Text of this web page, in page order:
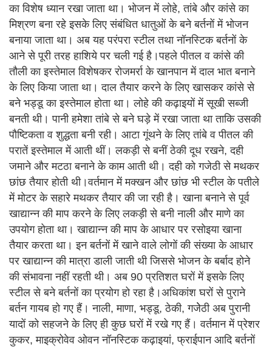
का विशेष ध्यान रखा जाता था। भोजन में लोहे, तांबे और कांसे का
मिश्रण बना रहे इसके लिए संबंधित धातुओं के बने बर्तनों में भोजन
बनाया जाता था। अब यह परंपरा स्टील तथा नॉनस्टिक बर्तनों के
आने से पूरी तरह हाशिये पर चली गई है।पहले पीतल व कांसे की
तौली का इस्तेमाल विशेषकर रोजमर्रा के खानपान में दाल भात बनाने
के लिए किया जाता था। दाल तैयार करने के लिए खासकर कांसे से
बने भड्डू का इस्तेमाल होता था। लोहे की कढ़ाइयों में सूखी सब्जी
बनती थी। पानी हमेशा तांबे से बने घड़े में रखा जाता था ताकि उसकी
पौष्टिकता व शुद्धता बनी रही। आटा गूंथने के लिए तांबे व पीतल की
परातें इस्तेमाल में आती थीं। लकड़ी से बनीं ठेकी दूध रखने, दही
जमाने और मटठा बनाने के काम आती थी। दही को गजेठी से मथकर
छांछ तैयार होती थी।वर्तमान में मक्खन और छांछ भी स्टील के पतीले
में मोटर के सहारे मथकर तैयार की जा रही है। खाना बनाने से पूर्व
खाद्यान्न की माप करने के लिए लकड़ी से बनी नाली और माणे का
उपयोग होता था। खाद्यान्न की माप के आधार पर रसोइया खाना
तैयार करता था। इन बर्तनों में खाने वाले लोगों की संख्या के आधार
पर खाद्यान्न की मात्रा डाली जाती थी जिससे भोजन के बर्बाद होने
की संभावना नहीं रहती थी। अब 90 प्रतिशत घरों में इसके लिए
स्टील से बने बर्तनों का प्रयोग हो रहा है।अधिकांश घरों से पुराने
बर्तन गायब हो गए हैं। नाली, माणा, भड्डू, ठेकी, गजेेठी अब पुरानी
यादों को सहजने के लिए ही कुछ घरों में रखे गए हैं। वर्तमान में प्रेशर
कुकर, माइक्रोवेव ओवन नॉनस्टिक कढ़ाइयां, फ्राईपान आदि बर्तनों